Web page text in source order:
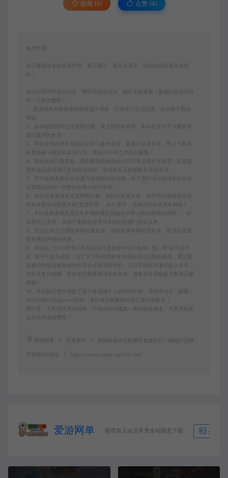
收藏 (4) 点赞 (4)
免责申明
请仔细阅读本站免责申明，如不遵守，或无法接受，请勿访问或使用本网
本站内容均为虚拟内容，赞助后无法召回，顾不支持退换！避免纠纷耽误时
间！介意勿赞助！
1、爱游网单所有网单资源来源于网络，仅供学习交流之用。切勿用于商业
2、如本帖侵犯到任何版权问题，请立即告知本站，本站将及时予与删除并
致以最深的歉意！
3、本站提供的所有资源仅供学习参考使用，版权归原著所有，禁止下载本
站资源参与商业和非法行为，请在24小时之内自行删除！
4、本站会员只是赞助，赞助费用仅维持本站的日常运营开支所需！若您需
要商业运营或用于其他商业活动，请您购买正版授权并合法使用！
5、用户使用本网站必须遵守使用的法律法规，对于用户违法使用本站非法
运营而引起的一切责任由用户自行承担！
6、本站所有资源来自互联网转载，版权归原著所有，用户访问和使用本站
的条件是必须接受本站“免责申明”，如不遵守，请勿访问或使用本网站！
7、本站使用者因为违反本声明的规定而触犯中华人民共和国法律的，一切
后果自己负责，本站不承担任何责任本站已经进行告知义务。
8、凡以任何方式登陆本网站或直接、间接使用本网站资料者，视为自愿接
受本网站声明的约束。
9、本站以《2013中华人民共和国计算机软件保护条例》第二章"软件菩作
权” 第十七条为原则：为了学习和研究软件内含的设计思想和原理，通过安
装显示传输或者存储软件等方式使用软件的，可以不经软件著作权人许可，
不向其支付报酬。若有学员需要商用本站资源，请务必联系版权方购买正版
10、本站如无意中侵犯了某个企业或个人的知识产权，请联系站长，邮箱：
185529643@qq.com告知，本站将立即删除并致以最深的歉意！
请注意：无所谓完美的内容，不包含BUG修复一类的修改服务！若要求较高
追求完美请勿赞助！
爱游网单 页游系列 攻城略地单机版网页免虚拟机一键端怀旧网
页游戏GM后台 https://www.aywd.vip/143.html
爱游网单 推荐加入会员享受全站随意下载 生成海